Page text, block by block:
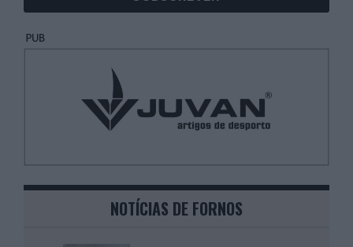
NOTÍCIAS DE FORNOS